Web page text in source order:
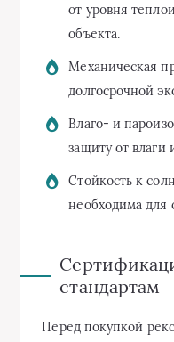
от уровня
объекта.
Механическая
долгосрочной
Влаго- и
защиту от влаги
Стойкость к
необходима для
стандартам
Перед покупкой